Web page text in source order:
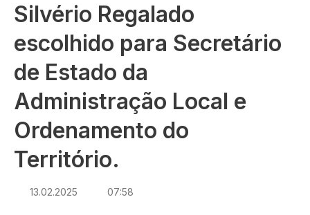
Silvério Regalado
escolhido para Secretário
de Estado da
Administração Local e
Ordenamento do
Território.
13.02.2025 07:58